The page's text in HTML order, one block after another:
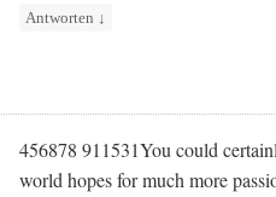
Antworten ↓
456878 911531You could
world hopes for much more